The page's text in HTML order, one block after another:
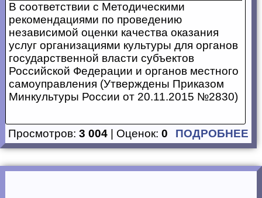
В соответствии с Методическими
рекомендациями по проведению
независимой оценки качества оказания
услуг организациями культуры для органов
государственной власти субъектов
Российской Федерации и органов местного
самоуправления (Утверждены Приказом
Минкультуры России от 20.11.2015 №2830)
Просмотров: 3 004 | Оценок: 0 ПОДРОБНЕЕ